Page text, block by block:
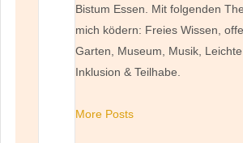
Bistum Essen. Mit folgenden
mich ködern: Freies Wissen,
Garten, Museum, Musik, Leichte
Inklusion & Teilhabe.
More Posts